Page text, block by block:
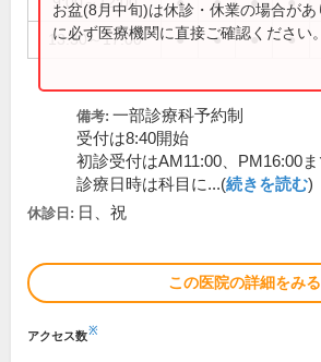
13:30～17:00 ● ● ● ●
お盆(8月中旬)は休診・休業の場合が
に必ず医療機関に直接ご確認ください。
備考: 一部診療科予約制
受付は8:40開始
初診受付はAM11:00、PM16:00
診療日時は科目に...(続きを読む)
休診日: 日、祝
この医院の詳細をみる
アクセス数※